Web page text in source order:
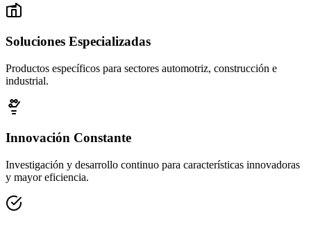
Soluciones Especializadas
Productos específicos para sectores automotriz, construcción e
industrial.
Innovación Constante
Investigación y desarrollo continuo para características innovadoras
y mayor eficiencia.